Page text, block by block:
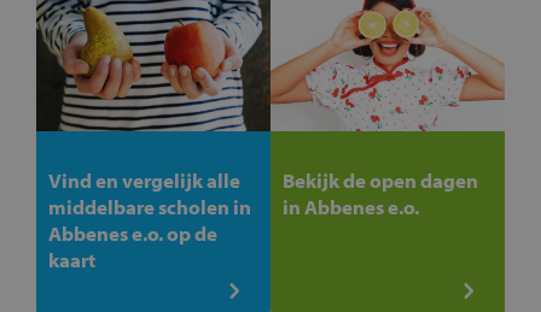
Vind en vergelijk alle
middelbare scholen in
Abbenes e.o. op de
kaart
Bekijk de open dagen
in Abbenes e.o.